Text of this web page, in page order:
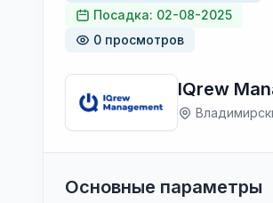
Посадка: 02-08-2025
0 просмотров
IQrew
Основные параметры